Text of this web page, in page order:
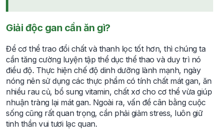
Giải độc gan cần ăn gì?
Để cơ thể trao đổi chất và thanh lọc tốt hơn, thì chúng ta
cần tăng cường luyện tập thể dục thể thao và duy trì nó
điều độ. Thực hiện chế độ dinh dưỡng lành mạnh, ngày
nóng nên sử dụng các thực phẩm có tính chất mát gan, ăn
nhiều rau củ, bổ sung vitamin, chất xơ cho cơ thể vừa giúp
nhuận tràng lại mát gan. Ngoài ra, vấn đề cân bằng cuộc
sống cũng rất quan trọng, cần phải giảm stress, luôn giữ
tinh thần vui tươi lạc quan.